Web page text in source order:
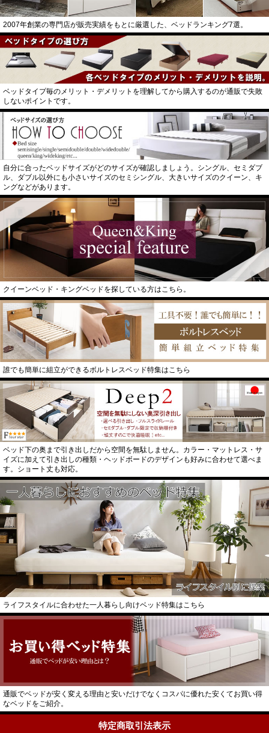
2007年創業の専門店が販売実績をもとに厳選した、ベッドランキング7選。
ベッドタイプ毎のメリット・デメリットを理解してから購入するのが通販で失敗
しないポイントです。
自分に合ったベッドサイズがどのサイズが確認しましょう。シングル、セミダブ
ル、ダブル以外にも小さいサイズのセミシングル、大きいサイズのクイーン、キ
ングなどがあります。
クイーンベッド・キングベッドを探している方はこちら。
誰でも簡単に組立ができるボルトレスベッド特集はこちら
ベッド下の奥まで引き出しだから空間を無駄しません。カラー・マットレス・サ
イズに加えて引き出しの種類・ヘッドボードのデザインも好みに合わせて選べま
す。ショート丈も対応。
ライフスタイルに合わせた一人暮らし向けベッド特集はこちら
通販でベッドが安く変える理由と安いだけでなくコスパに優れた安くてお買い得
なベッドをご紹介。
特定商取引法表示